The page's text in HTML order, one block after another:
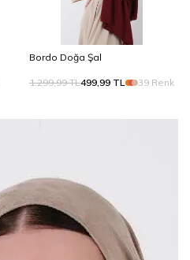
Keşfet
Bordo Doğa Şal
1.299,99TL499,99 TL 39 Renk